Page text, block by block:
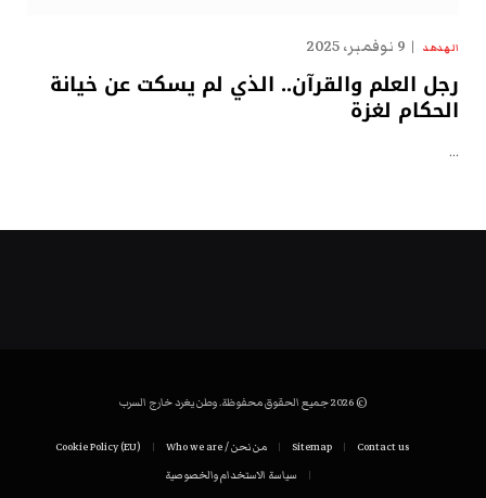
الهدهد 9 نوفمبر، 2025
رجل العلم والقرآن.. الذي لم يسكت عن خيانة
الحكام لغزة
…
© 2026 جميع الحقوق محفوظة. وطن يغرد خارج السرب
Contact us
Sitemap من نحن / Who we are
Cookie Policy (EU)
سياسة الاستخدام والخصوصية